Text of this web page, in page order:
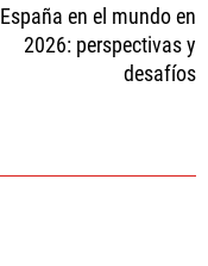
España en el mundo en
2026: perspectivas y
desafíos